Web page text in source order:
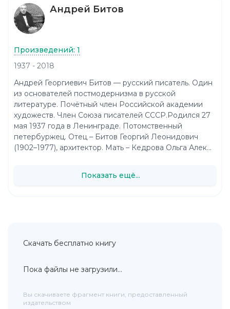
Андрей Битов
Произведений: 1
1937 - 2018
Андрей Георгиевич Битов — русский писатель. Один
из основателей постмодернизма в русской
литературе. Почётный член Российской академии
художеств. Член Союза писателей СССР.Родился 27
мая 1937 года в Ленинграде. Потомственный
петербуржец. Отец – Битов Георгий Леонидович
(1902–1977), архитектор. Мать – Кедрова Ольга Алек...
Показать ещё...
Скачать бесплатно книгу
Пока файлы не загрузили...
Вы скачиваете фрагмент книги, предоставленный
издательством